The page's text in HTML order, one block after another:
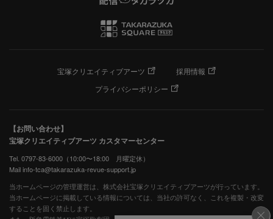
宝塚クリエイティブアーツ
採用情報
プライバシーポリシー
【お問い合わせ】
宝塚クリエイティブアーツ カスタマーセンター
Tel. 0797-83-6000（10:00〜18:00 月曜定休）
Mail info-tca@takarazuka-revue-support.jp
当ホームページの管理運営は、株式会社宝塚クリエイティブアーツが行っています。
当ホームページに掲載している情報については、当社の許可なく、これを複製・改変
することを固く禁止します。